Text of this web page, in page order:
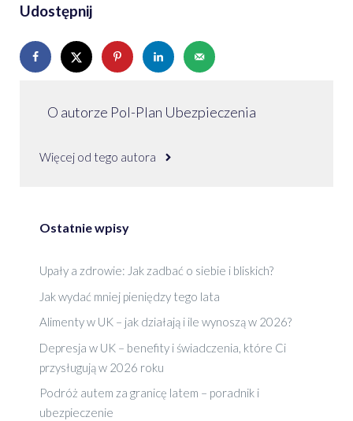
Udostępnij
O autorze Pol-Plan Ubezpieczenia
Więcej od tego autora
Ostatnie wpisy
Upały a zdrowie: Jak zadbać o siebie i bliskich?
Jak wydać mniej pieniędzy tego lata
Alimenty w UK – jak działają i ile wynoszą w 2026?
Depresja w UK – benefity i świadczenia, które Ci
przysługują w 2026 roku
Podróż autem za granicę latem – poradnik i
ubezpieczenie